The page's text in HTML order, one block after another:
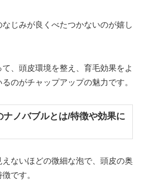
じみが良くべたつかないのが嬉し
、頭皮環境を整え、育毛効果をよ
のがチャップアップの魅力です。
ナノバブルとは/特徴や効果に
ないほどの微細な泡で、頭皮の奥
です。